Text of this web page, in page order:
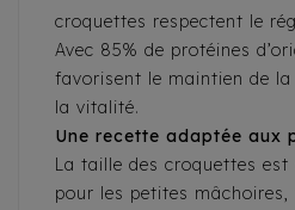
croquettes respectent le
Avec 85% de protéines
favorisent le maintien de
la vitalité.
Une recette adaptée aux
La taille des croquettes
pour les petites